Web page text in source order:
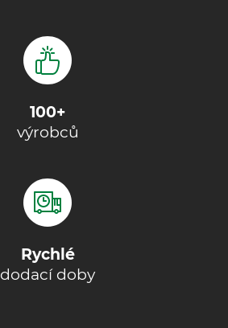
100+
výrobců
Rychlé
dodací doby